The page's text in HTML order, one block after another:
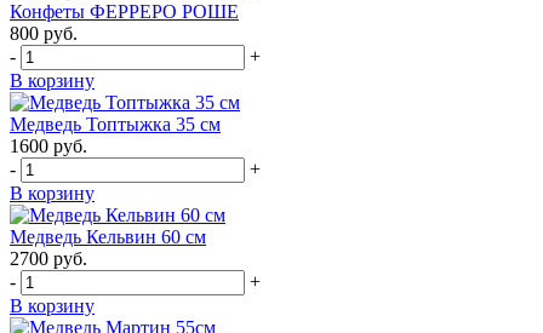
Конфеты ФЕРРЕРО РОШЕ
800 руб.
-
+
В корзину
Медведь Топтыжка 35 см
1600 руб.
-
+
В корзину
Медведь Кельвин 60 см
2700 руб.
-
+
В корзину